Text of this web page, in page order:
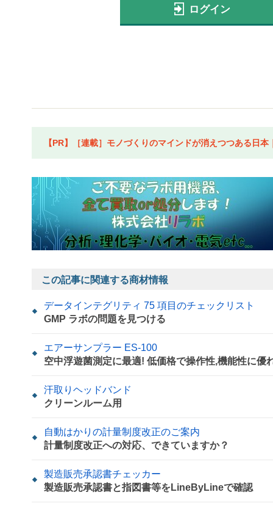
ログイン
【PR】［連載］モノづくりのマインドが消えつつある日
この記事に関連する商材情報
データインテグリティ 75 項目のチェックリスト
GMP ラボの問題を見つける
エアーサンプラー ES-100
空中浮遊菌測定に最適! 低価格で操作性,機能性に優
汗取りヘッドバンド
クリーンルーム用
自動はかりの計量制度改正のご案内
計量制度改正への対応、できていますか？
製造販売承認書チェッカー
製造販売承認書と指図書等をLineByLineで確認